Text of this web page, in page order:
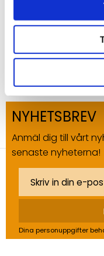
Bli den första att
NYHETSBREV
Anmäl dig till vårt
senaste nyheterna!
Dina personuppgifter